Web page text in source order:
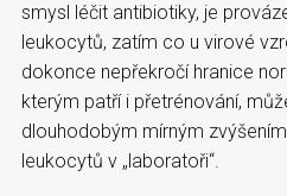
smysl léčit antibiotiky, je
leukocytů, zatím co u virové
dokonce nepřekročí hranice
kterým patří i přetrénování,
dlouhodobým mírným
leukocytů v „laboratoři“.